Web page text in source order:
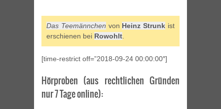
Das Teemännchen von Heinz Strunk ist
erschienen bei Rowohlt.
[time-restrict off=”2018-09-24 00:00:00″]
Hörproben (aus rechtlichen Gründen
nur 7 Tage online):